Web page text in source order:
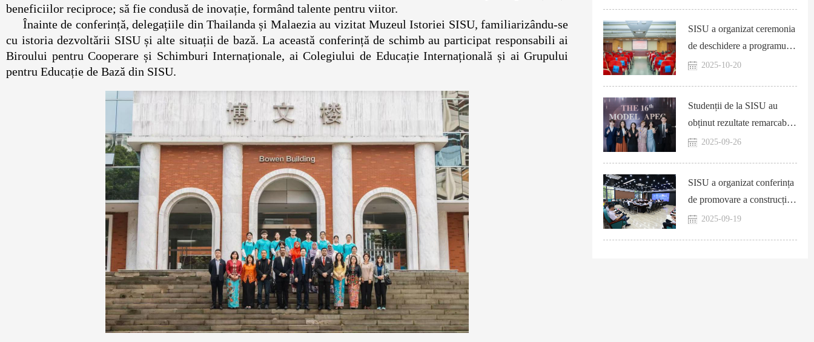
beneficiilor reciproce; să fie condusă de inovație, formând talente pentru viitor.
Înainte de conferință, delegațiile din Thailanda și Malaezia au vizitat Muzeul Istoriei SISU, familiarizându-se
cu istoria dezvoltării SISU și alte situații de bază. La această conferință de schimb au participat responsabili ai
Biroului pentru Cooperare și Schimburi Internaționale, ai Colegiului de Educație Internațională și ai Grupului
pentru Educație de Bază din SISU.
SISU a organizat ceremonia
de deschidere a programului
de formare pentru profesorii
2025-10-20
Studenții de la SISU au
obținut rezultate remarcabile
în finala națională a celei de-
2025-09-26
SISU a organizat conferința
de promovare a construcției
proiectului „SISU Digitală”
2025-09-19